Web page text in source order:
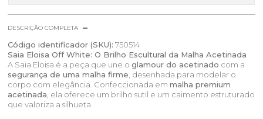
DESCRIÇÃO COMPLETA
Código identificador (SKU): 750514
Saia Eloisa Off White: O Brilho Escultural da Malha Acetinada
A Saia Eloisa é a peça que une oglamour do acetinado com a
segurança de uma malha firme, desenhada para modelar o
corpo com elegância. Confeccionada emmalha premium
acetinada, ela oferece um brilho sutil e um caimento estruturado
que valoriza a silhueta.